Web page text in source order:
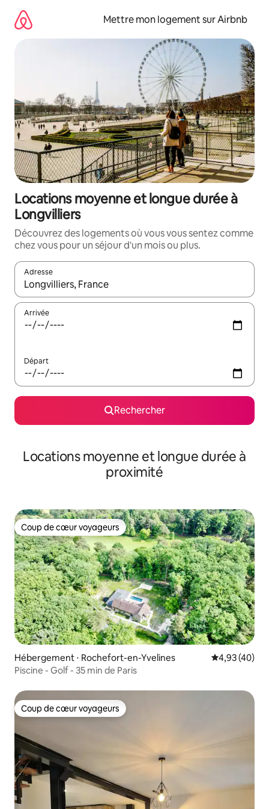
directement
Mettre mon logement sur Airbnb
Locations moyenne et longue durée à
Longvilliers
Découvrez des logements où vous vous sentez comme
chez vous pour un séjour d'un mois ou plus.
Adresse
Lorsque les résultats s'affichent, utilisez les flèches vers le
Arrivée
Départ
Rechercher
Locations moyenne et longue durée à
proximité
Coup de cœur voyageurs
Coup de cœur voyageurs
Hébergement ⋅ Rochefort-en-Yvelines Évaluation
4,93 (40)
Piscine - Golf - 35 min de Paris
Coup de cœur voyageurs
Coup de cœur voyageurs